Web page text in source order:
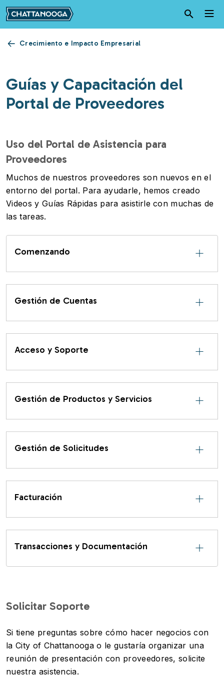
Pasar al contenido principal
Crecimiento e Impacto Empresarial
Guías y Capacitación del
Portal de Proveedores
Uso del Portal de Asistencia para
Proveedores
Muchos de nuestros proveedores son nuevos en el
entorno del portal. Para ayudarle, hemos creado
Videos y Guías Rápidas para asistirle con muchas de
las tareas.
Comenzando
Gestión de Cuentas
Acceso y Soporte
Gestión de Productos y Servicios
Gestión de Solicitudes
Facturación
Transacciones y Documentación
Solicitar Soporte
Si tiene preguntas sobre cómo hacer negocios con
la City of Chattanooga o le gustaría organizar una
reunión de presentación con proveedores, solicite
nuestra asistencia.